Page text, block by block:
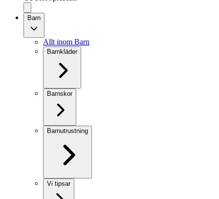
Barn
Allt inom Barn
Barnkläder
Barnskor
Barnutrustning
Vi tipsar